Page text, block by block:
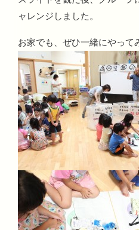
ャレンジしました。
お家でも、ぜひ一緒にやって